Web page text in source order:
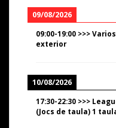
09/08/2026
09:00-19:00 >>>
exterior
10/08/2026
17:30-22:30 >>>
(Jocs de taula) 1